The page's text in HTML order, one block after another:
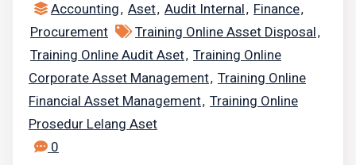
Accounting, Aset, Audit Internal, Finance,
Procurement Training Online Asset Disposal,
Training Online Audit Aset, Training Online
Corporate Asset Management, Training Online
Financial Asset Management, Training Online
Prosedur Lelang Aset
0